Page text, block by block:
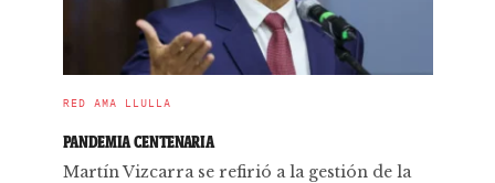
RED AMA LLULLA
PANDEMIA CENTENARIA
Martín Vizcarra se refirió a la gestión de la